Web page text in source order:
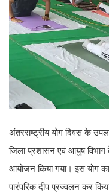
अंतरराष्ट्रीय योग दिवस के
जिला प्रशासन एवं आयुष विभाग
आयोजन किया गया। इस योग
पारंपरिक दीप प्रज्वलन कर